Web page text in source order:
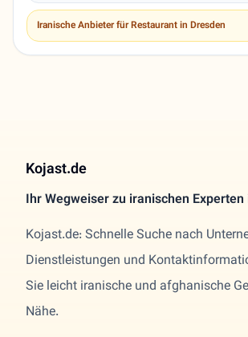
Iranische Anbieter für Restaurant in Dresden
Kojast.de
Ihr Wegweiser zu iranischen
Kojast.de: Schnelle Suche nach
Dienstleistungen und
Sie leicht iranische und afghanische
Nähe.